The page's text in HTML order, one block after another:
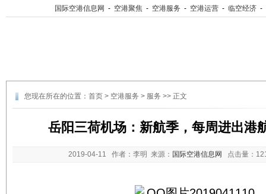
国际空港信息网 - 空港聚焦 - 空港服务 - 空港运营 - 临空经济 -
您现在所在的位置： 首页 > 空港服务 > 服务 >> 正文
岳阳三荷机场：新航季，每周进出港
2019-04-11 作者：李明 来源： 国际空港信息网 点击量：